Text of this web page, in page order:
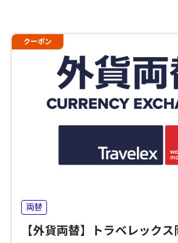
クーポン
両替
【外貨両替】トラベレック